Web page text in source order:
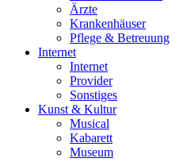
Ärzte
Krankenhäuser
Pflege & Betreuung
Internet
Internet
Provider
Sonstiges
Kunst & Kultur
Musical
Kabarett
Museum